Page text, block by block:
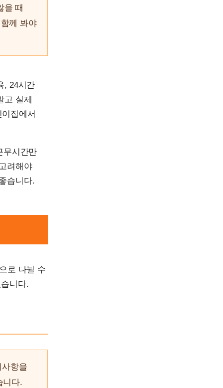
을 때
께 봐야
, 24시간
고 실제
집에서
무시간만
려해야
습니다.
로 나뉠 수
니다.
항을
니다.